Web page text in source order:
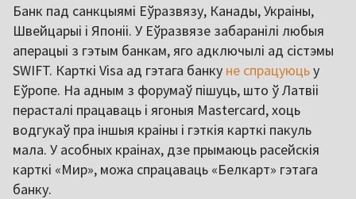
Банк пад санкцыямі Еўразвязу, Канады, Украіны,
Швейцарыі і Японіі. У Еўразвязе забаранілі любыя
аперацыі з гэтым банкам, яго адключылі ад сістэмы
SWIFT. Карткі Visa ад гэтага банку не спрацуюцьу
Еўропе. На адным з форумаў пішуць, што ў Латвіі
перасталі працаваць і ягоныя Mastercard, хоць
водгукаў пра іншыя краіны і гэткія карткі пакуль
мала. У асобных краінах, дзе прымаюць расейскія
карткі «Мир», можа спрацаваць «Белкарт» гэтага
банку.